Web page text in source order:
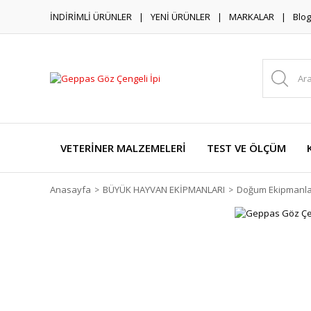
İNDİRİMLİ ÜRÜNLER YENİ ÜRÜNLER MARKALAR Blog
VETERİNER MALZEMELERİ TEST VE ÖLÇÜM
Anasayfa BÜYÜK HAYVAN EKİPMANLARI Doğum